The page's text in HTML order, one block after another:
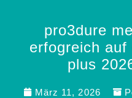
pro3dure
erfogreich
plus
März 11, 2026